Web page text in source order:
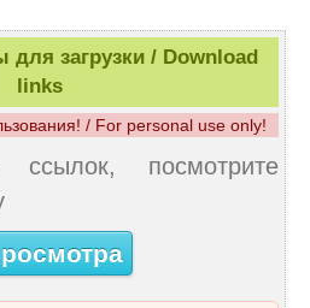
загрузки / Download
links
/ For personal use only!
посмотрите